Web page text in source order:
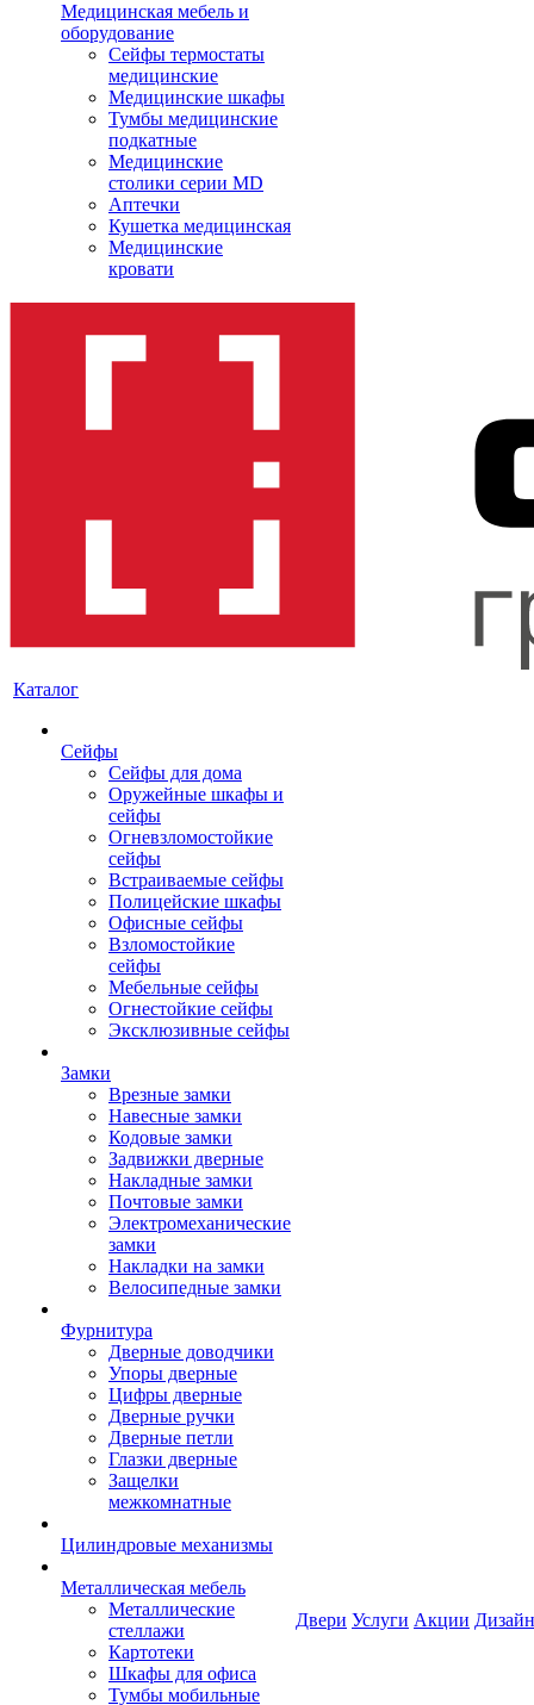
Медицинская мебель и
оборудование
Сейфы термостаты
медицинские
Медицинские шкафы
Тумбы медицинские
подкатные
Медицинские
столики серии MD
Аптечки
Кушетка медицинская
Медицинские
кровати
Каталог
Сейфы
Сейфы для дома
Оружейные шкафы и
сейфы
Огневзломостойкие
сейфы
Встраиваемые сейфы
Полицейские шкафы
Офисные сейфы
Взломостойкие
сейфы
Мебельные сейфы
Огнестойкие сейфы
Эксклюзивные сейфы
Замки
Врезные замки
Навесные замки
Кодовые замки
Задвижки дверные
Накладные замки
Почтовые замки
Электромеханические
замки
Накладки на замки
Велосипедные замки
Фурнитура
Дверные доводчики
Упоры дверные
Цифры дверные
Дверные ручки
Дверные петли
Глазки дверные
Защелки
межкомнатные
Цилиндровые механизмы
Металлическая мебель
Металлические
стеллажи
Картотеки
Шкафы для офиса
Тумбы мобильные
Двери Услуги Акции